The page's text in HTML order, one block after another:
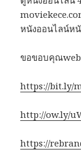
หนังออนไลน์หนั
ขอขอบคุณ
https://bit.ly/
http://ow.ly/
https://